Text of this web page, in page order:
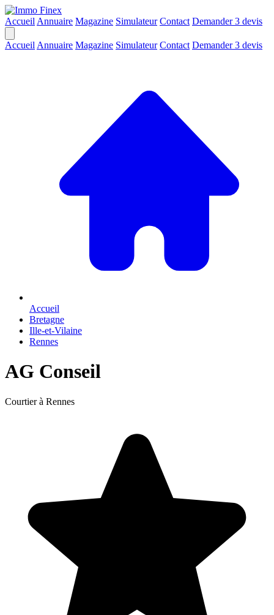
Accueil Annuaire Magazine Simulateur Contact Demander 3 devis
Accueil Annuaire Magazine Simulateur Contact Demander 3 devis
Accueil
Bretagne
Ille-et-Vilaine
Rennes
AG Conseil
Courtier à Rennes